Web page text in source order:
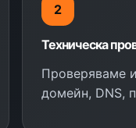
2
Техническа
Проверяваме
домейн, DNS,